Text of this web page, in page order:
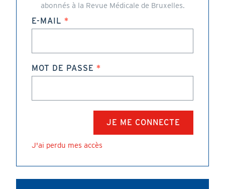
abonnés à la Revue Médicale de Bruxelles.
E-MAIL
MOT DE PASSE
J'ai perdu mes accès